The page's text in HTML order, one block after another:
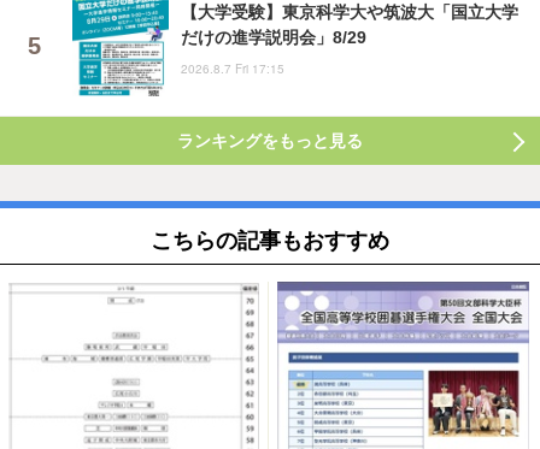
【大学受験】東京科学大や筑波大「国立大学
だけの進学説明会」8/29
2026.8.7 Fri 17:15
ランキングをもっと見る
こちらの記事もおすすめ